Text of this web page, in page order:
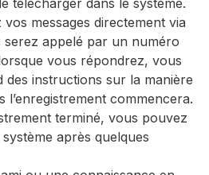
télécharger dans le système.
messages directement via
serez appelé par un numéro
vous répondrez, vous
des instructions sur la manière
l’enregistrement commencera.
terminé, vous pouvez
après quelques